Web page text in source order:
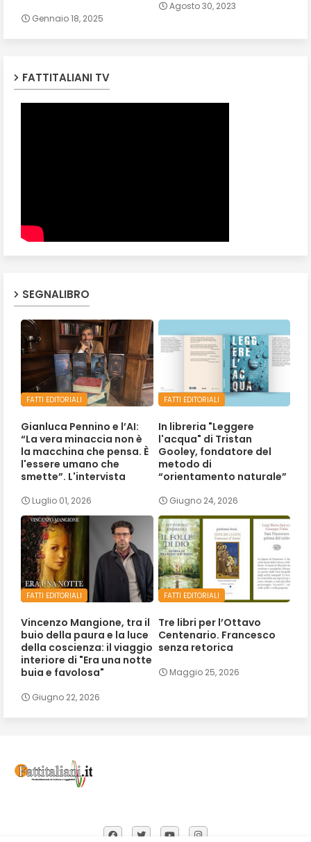
Gennaio 18, 2025
Agosto 30, 2023
FATTITALIANI TV
SEGNALIBRO
FATTI EDITORIALI
Gianluca Pennino e l’AI:
“La vera minaccia non è
la macchina che pensa. È
l'essere umano che
smette”. L'intervista
Luglio 01, 2026
FATTI EDITORIALI
In libreria "Leggere
l'acqua" di Tristan
Gooley, fondatore del
metodo di
“orientamento naturale”
Giugno 24, 2026
FATTI EDITORIALI
Vincenzo Mangione, tra il
buio della paura e la luce
della coscienza: il viaggio
interiore di "Era una notte
buia e favolosa"
Giugno 22, 2026
FATTI EDITORIALI
Tre libri per l’Ottavo
Centenario. Francesco
senza retorica
Maggio 25, 2026